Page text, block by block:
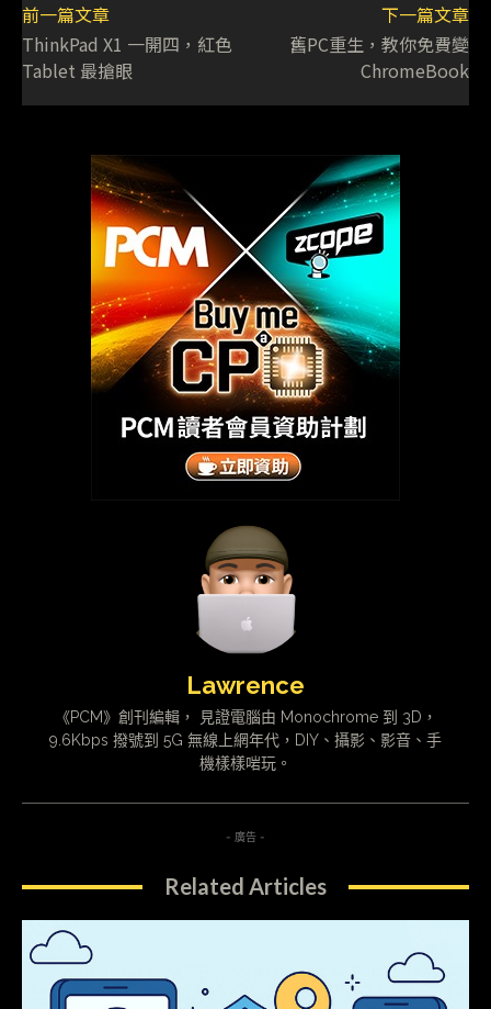
前一篇文章
ThinkPad X1 一開四，紅色
Tablet 最搶眼
下一篇文章
舊PC重生，教你免費變
ChromeBook
Lawrence
《PCM》創刊編輯， 見證電腦由 Monochrome 到 3D，
9.6Kbps 撥號到 5G 無線上網年代，DIY、攝影、影音、手
機樣樣啱玩。
- 廣告 -
Related Articles